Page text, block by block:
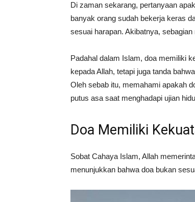
Di zaman sekarang, pertanyaan
banyak orang sudah bekerja keras
sesuai harapan. Akibatnya,
Padahal dalam Islam, doa memiliki
kepada Allah, tetapi juga tanda
Oleh sebab itu, memahami apakah
putus asa saat menghadapi ujian
Doa Memiliki
Sobat Cahaya Islam, Allah
menunjukkan bahwa doa bukan